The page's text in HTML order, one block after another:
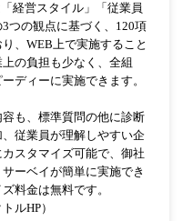
経営スタイル」「従業員
つの観点に基づく、120項
、WEB上で実施すること
の負担も少なく、全組
ディーに実施できます。
も、標準質問の他に診断
従業員が理解しやすい企
スタマイズ可能で、御社
ーベイが簡単に実施でき
料金は無料です。
ルHP）